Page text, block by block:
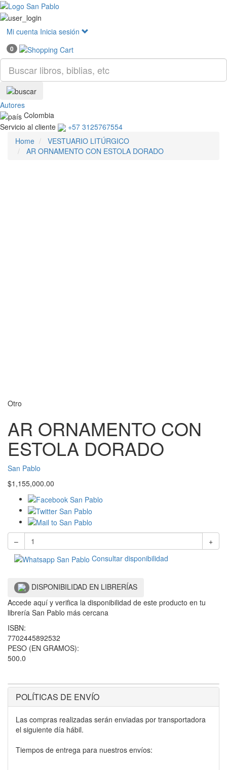
Mi cuenta Inicia sesión
0
Autores
Colombia
Servicio al cliente
+57 3125767554
Home
VESTUARIO LITÚRGICO
AR ORNAMENTO CON ESTOLA DORADO
Otro
AR ORNAMENTO CON
ESTOLA DORADO
San Pablo
$1,155,000.00
–
+
Consultar disponibilidad
DISPONIBILIDAD EN LIBRERÍAS
Accede aquí y verifica la disponibilidad de este producto en tu
librería San Pablo más cercana
ISBN:
7702445892532
PESO (EN GRAMOS):
500.0
POLÍTICAS DE ENVÍO
Las compras realizadas serán enviadas por transportadora
el siguiente día hábil.
Tiempos de entrega para nuestros envíos: